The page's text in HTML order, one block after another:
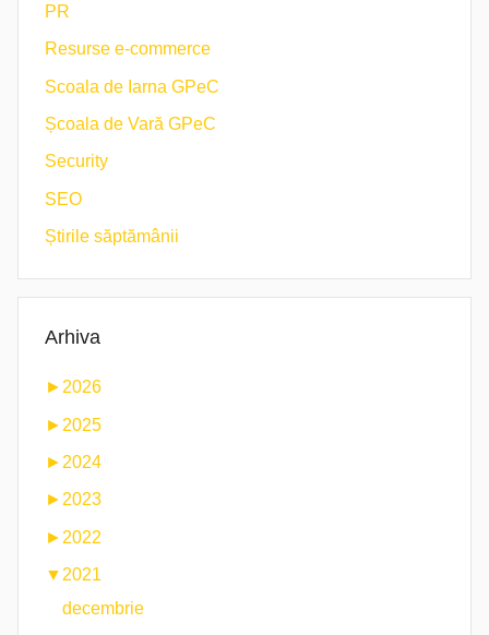
PR
Resurse e-commerce
Scoala de Iarna GPeC
Școala de Vară GPeC
Security
SEO
Știrile săptămânii
Arhiva
► 2026
► 2025
► 2024
► 2023
► 2022
▼ 2021
decembrie